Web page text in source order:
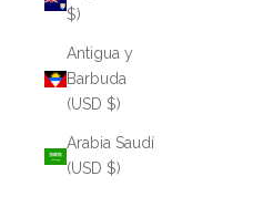
$)
Antigua y
Barbuda
(USD $)
Arabia Saudí
(USD $)